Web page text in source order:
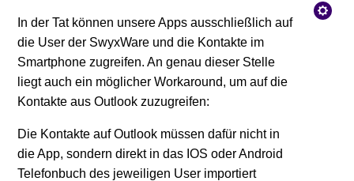
In der Tat können unsere Apps ausschließlich auf
die User der SwyxWare und die Kontakte im
Smartphone zugreifen. An genau dieser Stelle
liegt auch ein möglicher Workaround, um auf die
Kontakte aus Outlook zuzugreifen:
Die Kontakte auf Outlook müssen dafür nicht in
die App, sondern direkt in das IOS oder Android
Telefonbuch des jeweiligen User importiert